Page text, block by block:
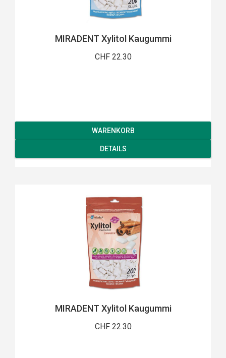
MIRADENT Xylitol Kaugummi
CHF 22.30
WARENKORB
DETAILS
MIRADENT Xylitol Kaugummi
CHF 22.30